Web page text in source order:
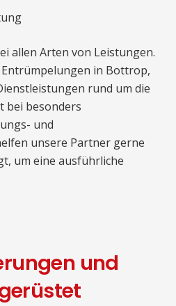
allen Arten von Leistungen.
in Bottrop,
rund um die
bei besonders
und
unsere Partner gerne
um eine ausführliche
und